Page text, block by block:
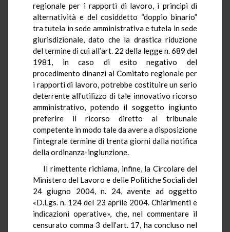
regionale per i rapporti di lavoro, i principi di
alternatività e del cosiddetto “doppio binario”
tra tutela in sede amministrativa e tutela in sede
giurisdizionale, dato che la drastica riduzione
del termine di cui all’art. 22 della legge n. 689 del
1981, in caso di esito negativo del
procedimento dinanzi al Comitato regionale per
i rapporti di lavoro, potrebbe costituire un serio
deterrente all’utilizzo di tale innovativo ricorso
amministrativo, potendo il soggetto ingiunto
preferire il ricorso diretto al tribunale
competente in modo tale da avere a disposizione
l’integrale termine di trenta giorni dalla notifica
della ordinanza-ingiunzione.
Il rimettente richiama, infine, la Circolare del
Ministero del Lavoro e delle Politiche Sociali del
24 giugno 2004, n. 24, avente ad oggetto
«D.Lgs. n. 124 del 23 aprile 2004. Chiarimenti e
indicazioni operative», che, nel commentare il
censurato comma 3 dell’art. 17, ha concluso nel